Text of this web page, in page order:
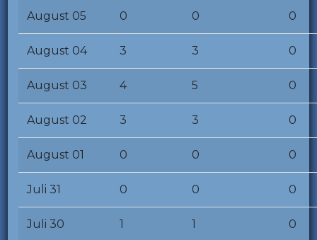
August 05 0 0 0
August 04 3 3 0
August 03 4 5 0
August 02 3 3 0
August 01 0 0 0
Juli 31 0 0 0
Juli 30 1 1 0